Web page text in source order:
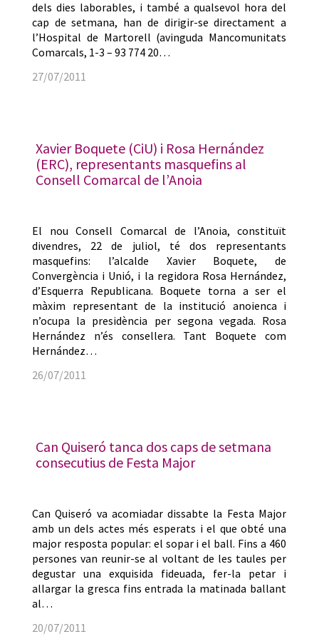
dels dies laborables, i també a qualsevol hora del
cap de setmana, han de dirigir-se directament a
l’Hospital de Martorell (avinguda Mancomunitats
Comarcals, 1-3 – 93 774 20…
27/07/2011
Xavier Boquete (CiU) i Rosa Hernández
(ERC), representants masquefins al
Consell Comarcal de l’Anoia
El nou Consell Comarcal de l’Anoia, constituït
divendres, 22 de juliol, té dos representants
masquefins: l’alcalde Xavier Boquete, de
Convergència i Unió, i la regidora Rosa Hernández,
d’Esquerra Republicana. Boquete torna a ser el
màxim representant de la institució anoienca i
n’ocupa la presidència per segona vegada. Rosa
Hernández n’és consellera. Tant Boquete com
Hernández…
26/07/2011
Can Quiseró tanca dos caps de setmana
consecutius de Festa Major
Can Quiseró va acomiadar dissabte la Festa Major
amb un dels actes més esperats i el que obté una
major resposta popular: el sopar i el ball. Fins a 460
persones van reunir-se al voltant de les taules per
degustar una exquisida fideuada, fer-la petar i
allargar la gresca fins entrada la matinada ballant
al…
20/07/2011